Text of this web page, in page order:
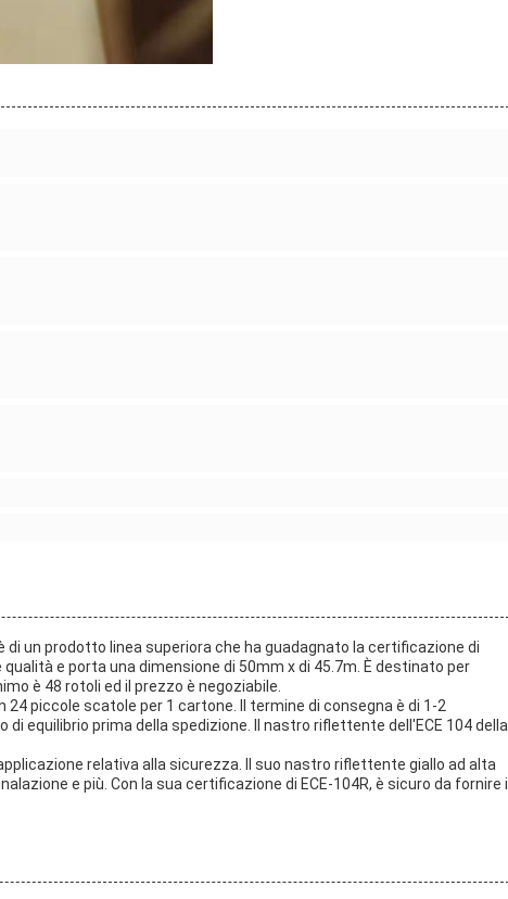
di un prodotto linea superiora che ha guadagnato la certificazione di
e porta una dimensione di 50mm x di 45.7m. È destinato per
è 48 rotoli ed il prezzo è negoziabile.
piccole scatole per 1 cartone. Il termine di consegna è di 1-2
equilibrio prima della spedizione. Il nastro riflettente dell'ECE 104 della
relativa alla sicurezza. Il suo nastro riflettente giallo ad alta
e più. Con la sua certificazione di ECE-104R, è sicuro da fornire il